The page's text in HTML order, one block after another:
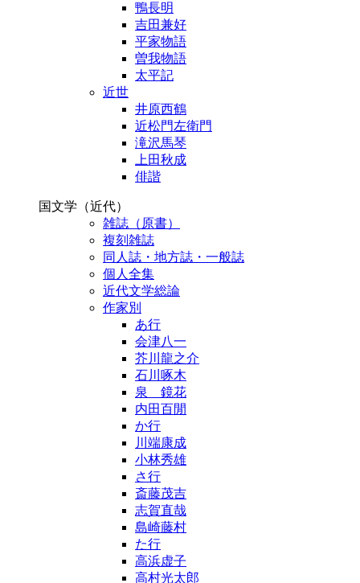
鴨長明
吉田兼好
平家物語
曽我物語
太平記
近世
井原西鶴
近松門左衛門
滝沢馬琴
上田秋成
俳諧
国文学（近代）
雑誌（原書）
複刻雑誌
同人誌・地方誌・一般誌
個人全集
近代文学総論
作家別
あ行
会津八一
芥川龍之介
石川啄木
泉 鏡花
内田百閒
か行
川端康成
小林秀雄
さ行
斎藤茂吉
志賀直哉
島崎藤村
た行
高浜虚子
高村光太郎